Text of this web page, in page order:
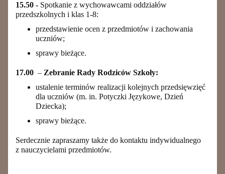
15.50 - Spotkanie z wychowawcami oddziałów
przedszkolnych i klas 1-8:
przedstawienie ocen z przedmiotów i zachowania
uczniów;
sprawy bieżące.
17.00 – Zebranie Rady Rodziców Szkoły:
ustalenie terminów realizacji kolejnych przedsięwzięć
dla uczniów (m. in. Potyczki Językowe, Dzień
Dziecka);
sprawy bieżące.
Serdecznie zapraszamy także do kontaktu indywidualnego
z nauczycielami przedmiotów.